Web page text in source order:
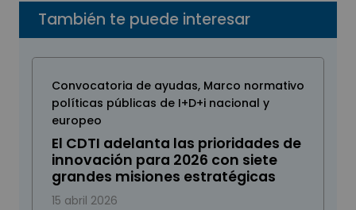
También te puede interesar
Convocatoria de ayudas, Marco normativo
políticas públicas de I+D+i nacional y
europeo
El CDTI adelanta las prioridades de
innovación para 2026 con siete
grandes misiones estratégicas
15 abril 2026